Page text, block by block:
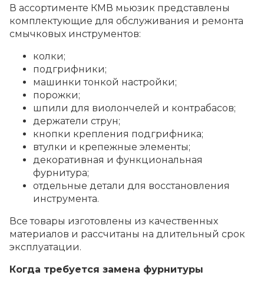
В ассортименте КМВ мьюзик представлены
комплектующие для обслуживания и ремонта
смычковых инструментов:
колки;
подгрифники;
машинки тонкой настройки;
порожки;
шпили для виолончелей и контрабасов;
держатели струн;
кнопки крепления подгрифника;
втулки и крепежные элементы;
декоративная и функциональная
фурнитура;
отдельные детали для восстановления
инструмента.
Все товары изготовлены из качественных
материалов и рассчитаны на длительный срок
эксплуатации.
Когда требуется замена фурнитуры